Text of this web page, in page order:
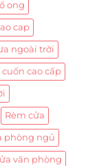
ong
cap
ngoài trời
cuốn cao cấp
Rèm cửa
phòng ngủ
văn phòng